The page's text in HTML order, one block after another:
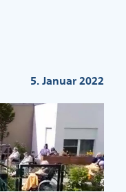
5. Januar 2022